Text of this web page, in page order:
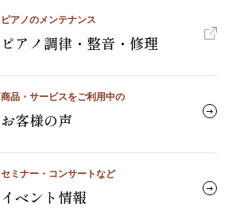
ピアノのメンテナンス
ピアノ調律・整音・修理
商品・サービスをご利用中の
お客様の声
セミナー・コンサートなど
イベント情報